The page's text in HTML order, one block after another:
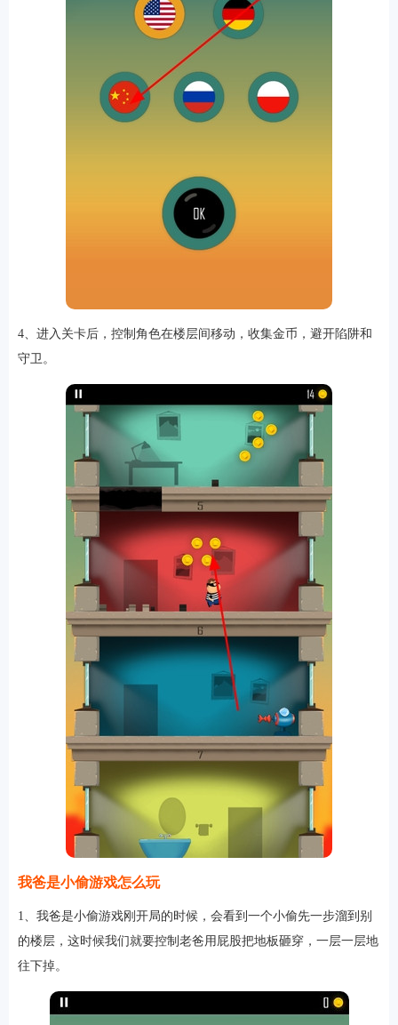
4、进入关卡后，控制角色在楼层间移动，收集金币，避开陷阱和
守卫。
我爸是小偷游戏怎么玩
1、我爸是小偷游戏刚开局的时候，会看到一个小偷先一步溜到别
的楼层，这时候我们就要控制老爸用屁股把地板砸穿，一层一层地
往下掉。